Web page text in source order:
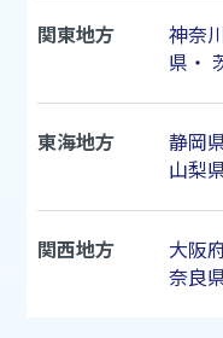
関東地方 神奈
県 ・
東海地方 静岡
山梨
関西地方 大阪
奈良